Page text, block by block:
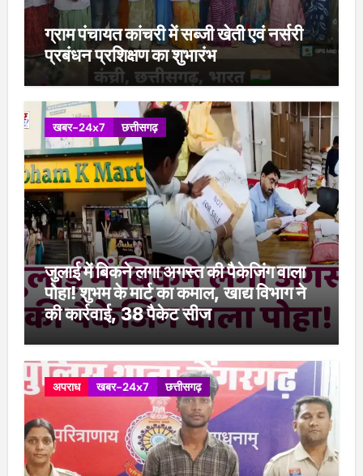
ग्राम पंचायत कांचरी में सब्जी खेती एवं नर्सरी
प्रबंधन प्रशिक्षण का शुभारंभ
खबर-24x7 छत्तीसगढ़
जुलाई में बिकने लगा अगस्त की पैकेजिंग वाला
पोहा! शुभम के मार्ट का कमाल, खाद्य विभाग ने
की कार्रवाई, 38 पैकेट सीज
अपराध खबर-24x7 छत्तीसगढ़